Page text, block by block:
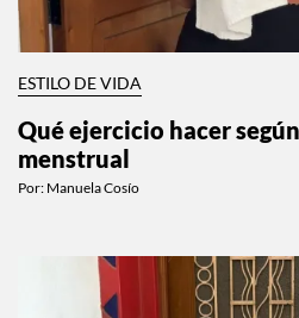
ESTILO DE VIDA
Qué ejercicio hacer
menstrual
Por: Manuela Cosío